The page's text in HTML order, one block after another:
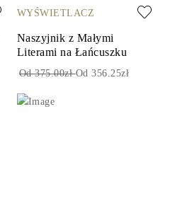
WYŚWIETLACZ
Naszyjnik z Małymi
Literami na Łańcuszku
Od 375.00złOd 356.25zł